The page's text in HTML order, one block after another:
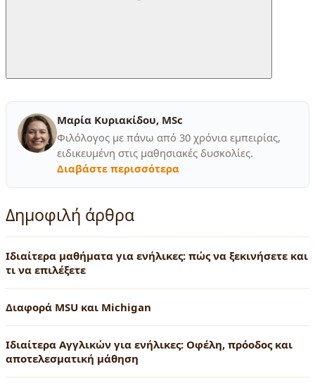
Μαρία Κυριακίδου, MSc
Φιλόλογος με πάνω από 30 χρόνια εμπειρίας,
ειδικευμένη στις μαθησιακές δυσκολίες.
Διαβάστε περισσότερα
Δημοφιλή άρθρα
Ιδιαίτερα μαθήματα για ενήλικες: πώς να ξεκινήσετε και
τι να επιλέξετε
Διαφορά MSU και Michigan
Ιδιαίτερα Αγγλικών για ενήλικες: Οφέλη, πρόοδος και
αποτελεσματική μάθηση